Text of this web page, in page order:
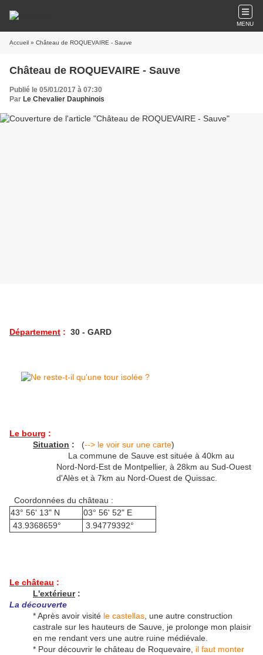
MENU
Accueil » Château de ROQUEVAIRE - Sauve
Château de ROQUEVAIRE - Sauve
Publié le 05/01/2017 à 07:30
Par Le Chevalier Dauphinois
Département : 30 - GARD
Le bourg :
Situation : (--> le voir sur une carte)
La commune de Sauve est située à 40km au
Nord-Nord-Est de Montpellier, à 28km au Sud-Ouest
d'Alès et à 7km au Nord-Ouest de Quissac.
Coordonnées du château :
43° 56' 13" N
03° 56' 52" E
43.9368659°
3.94779392°
Le château :
L'extérieur:
La découverte
* Après avoir visité le castellas , une autre construction
castrale sur les hauteurs de Sauve, je prolonge mon plaisir
en me rendant vers une autre ruine médiévale.
* Pour découvrir le château de Roquevaire, il faut monter